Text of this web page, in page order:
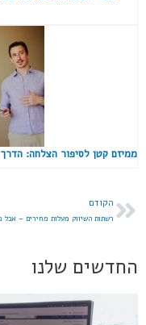
ממיזם קטן לסיפור הצלחה:
הקודם
החדשים שלנו